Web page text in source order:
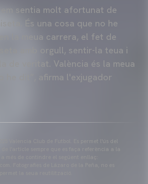
sentia molt afortunat de
És una cosa que no he
la meua carrera, el fet de
amb orgull, sentir-la teua i
de veritat. València és la meua
he dit”, afirma l'exjugador
Valencia Club de Futbol. Es permet l'ús del
l'article sempre que es faça referència a la